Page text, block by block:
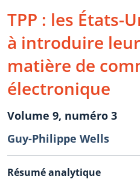
TPP : les États-
à introduire
matière de
électronique
Volume 9, numéro 3
Guy-Philippe Wells
Résumé analytique